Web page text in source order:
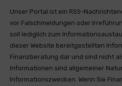
Unser Portal ist ein RSS-
vor Falschmeldungen oder
soll lediglich zum
dieser Website bereitgestellten
Finanzberatung dar und sind nicht
Informationen sind allgemeiner
Informationszwecken. Wenn Sie